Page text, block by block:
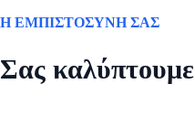
Η ΕΜΠΙΣΤΟΣΥΝΗ ΣΑΣ
Σας καλύπτουμε